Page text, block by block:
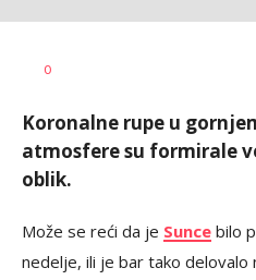
AUTOR
0
Koronalne rupe u
atmosfere su formirale
oblik.
Može se reći da je Sunce bilo
nedelje, ili je bar tako delovalo